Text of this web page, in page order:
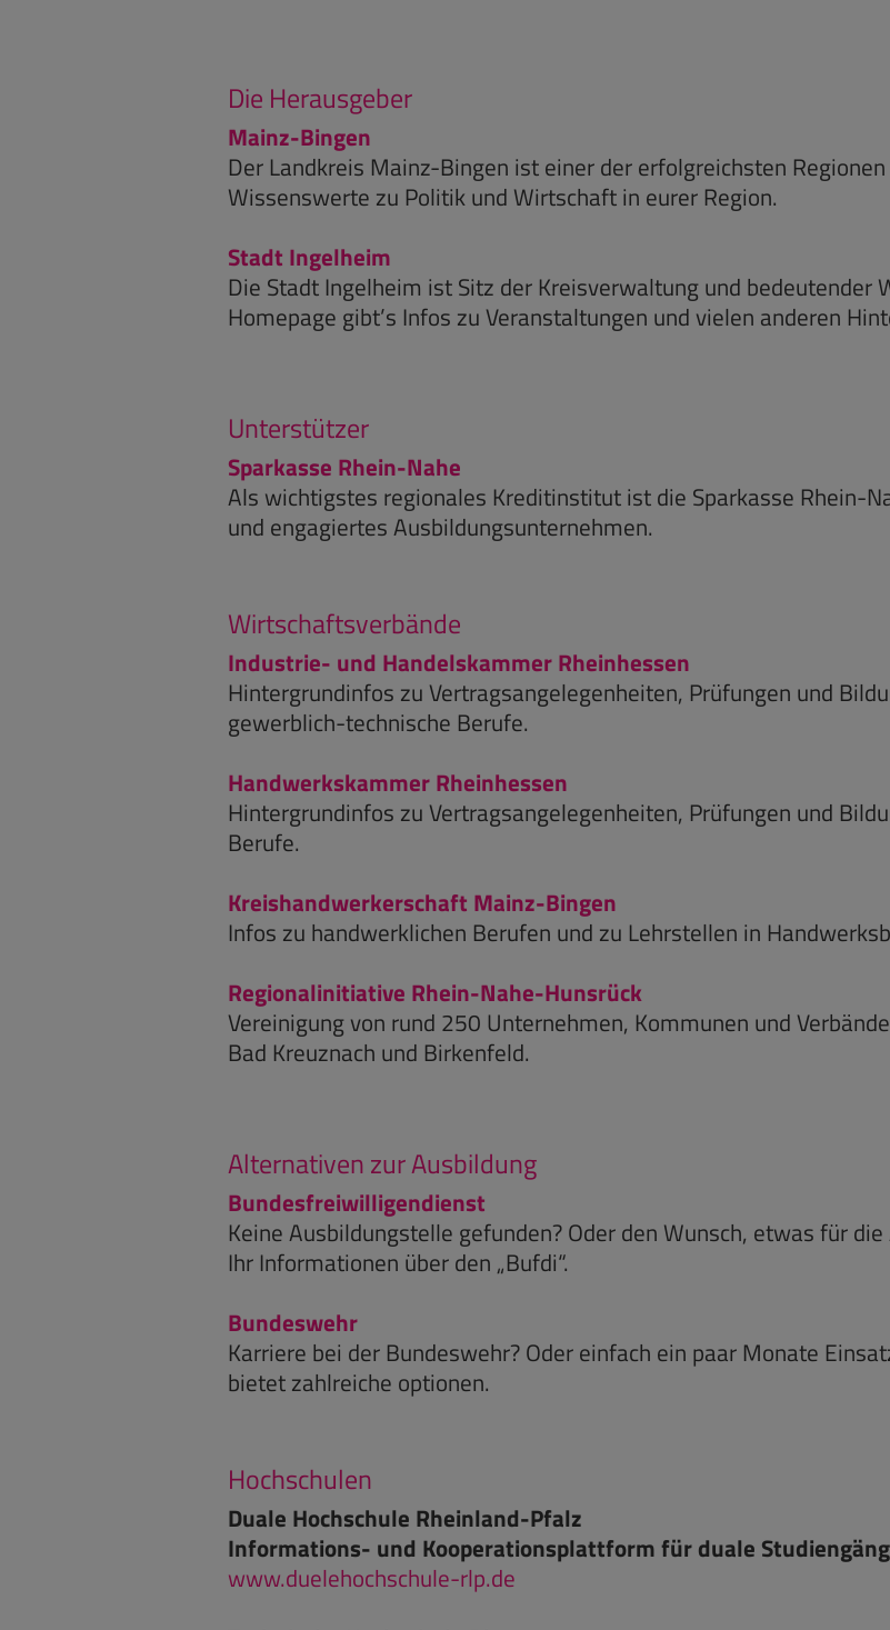
Die Herausgeber
Mainz-Bingen
Der Landkreis Mainz-Bingen ist einer der erfolgreichsten
Wissenswerte zu Politik und Wirtschaft in eurer Region.
Stadt Ingelheim
Die Stadt Ingelheim ist Sitz der Kreisverwaltung und bedeutender
Homepage gibt’s Infos zu Veranstaltungen und vielen anderen
Unterstützer
Sparkasse Rhein-Nahe
Als wichtigstes regionales Kreditinstitut ist die Sparkasse Rhein-
und engagiertes Ausbildungsunternehmen.
Wirtschaftsverbände
Industrie- und Handelskammer Rheinhessen
Hintergrundinfos zu Vertragsangelegenheiten, Prüfungen und
gewerblich-technische Berufe.
Handwerkskammer Rheinhessen
Hintergrundinfos zu Vertragsangelegenheiten, Prüfungen und
Berufe.
Kreishandwerkerschaft Mainz-Bingen
Infos zu handwerklichen Berufen und zu Lehrstellen in
Regionalinitiative Rhein-Nahe-Hunsrück
Vereinigung von rund 250 Unternehmen, Kommunen und
Bad Kreuznach und Birkenfeld.
Alternativen zur Ausbildung
Bundesfreiwilligendienst
Keine Ausbildungstelle gefunden? Oder den Wunsch, etwas für
Ihr Informationen über den „Bufdi“.
Bundeswehr
Karriere bei der Bundeswehr? Oder einfach ein paar Monate
bietet zahlreiche optionen.
Hochschulen
Duale Hochschule Rheinland-Pfalz
Informations- und Kooperationsplattform für duale
www.duelehochschule-rlp.de